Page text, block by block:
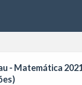
- Matemática